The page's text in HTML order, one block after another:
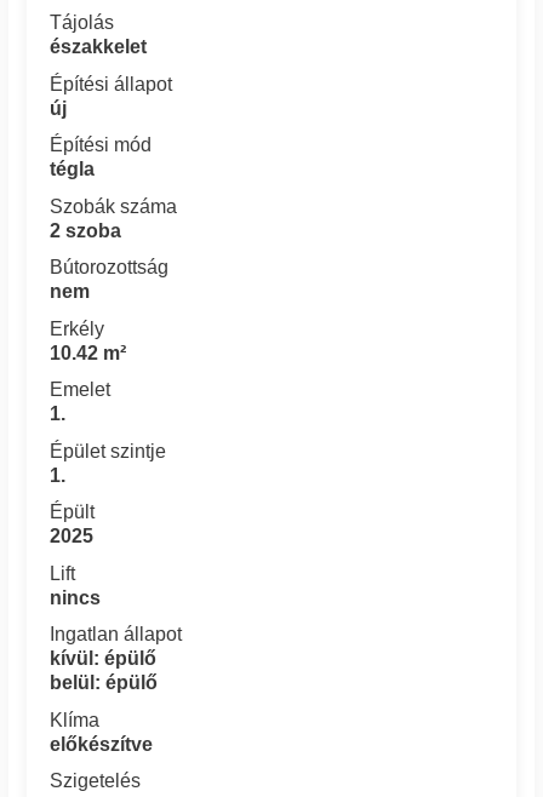
Tájolás
északkelet
Építési állapot
új
Építési mód
tégla
Szobák száma
2 szoba
Bútorozottság
nem
Erkély
10.42 m²
Emelet
1.
Épület szintje
1.
Épült
2025
Lift
nincs
Ingatlan állapot
kívül: épülő
belül: épülő
Klíma
előkészítve
Szigetelés